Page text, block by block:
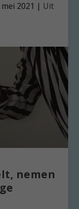
2021 | Uit
nemen